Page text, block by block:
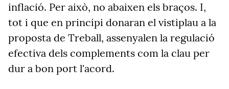
inflació. Per això, no abaixen els braços. I,
tot i que en principi donaran el vistiplau a la
proposta de Treball, assenyalen la regulació
efectiva dels complements com la clau per
dur a bon port l'acord.